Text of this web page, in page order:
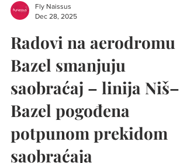
Dec 28, 2025
Radovi na aerodromu
Bazel smanjuju
saobraćaj – linija Niš–
Bazel pogođena
potpunom prekidom